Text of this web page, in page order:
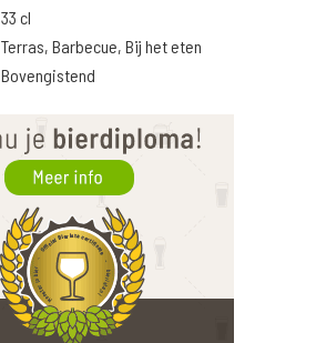
33 cl
Terras, Barbecue, Bij het eten
Bovengistend